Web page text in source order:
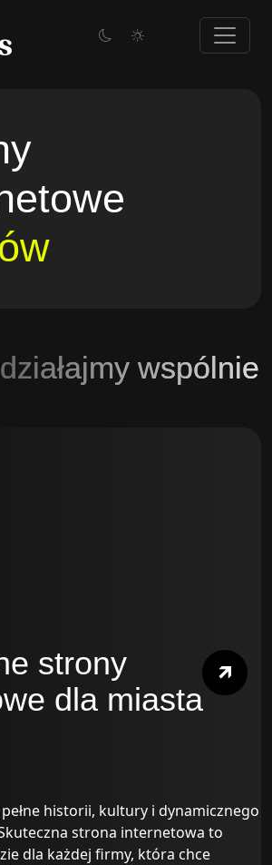
wspólnie
strony
dla miasta
historii, kultury i dynamicznego
strona internetowa to
dla każdej firmy, która chce